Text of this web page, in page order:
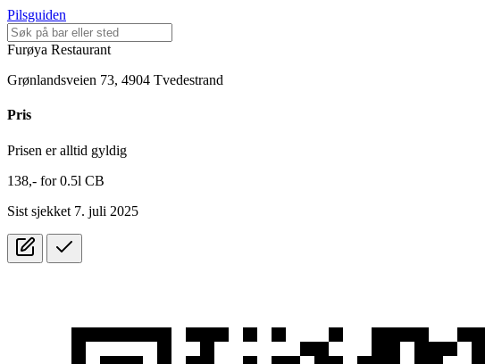
Pilsguiden
Furøya Restaurant
Grønlandsveien 73, 4904 Tvedestrand
Pris
Prisen er alltid gyldig
138,- for0.5l CB
Sist sjekket 7. juli 2025